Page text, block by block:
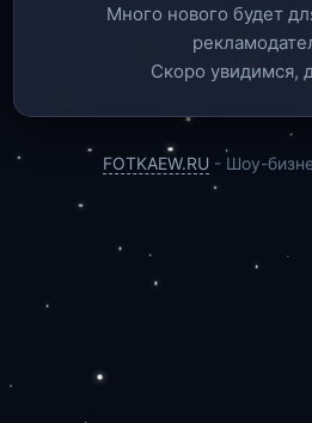
Много нового будет
Скоро увидимся,
FOTKAEW.RU - Шоу-